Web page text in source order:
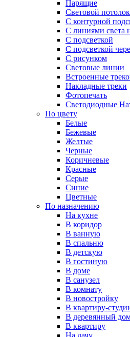
Парящие
Световой потолок
С контурной
С линиями света
С подсветкой
С подсветкой
С рисунком
Световые линии
Встроенные
Накладные треки
Фотопечать
Светодиодные
По цвету
Белые
Бежевые
Желтые
Черные
Коричневые
Красные
Серые
Синие
Цветные
По назначению
На кухне
В коридор
В ванную
В спальню
В детскую
В гостиную
В доме
В санузел
В комнату
В новостройку
В квартиру-
В деревянный
В квартиру
На дачу